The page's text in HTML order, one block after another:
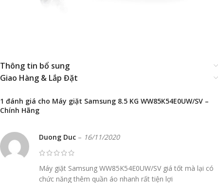
Thông tin bổ sung
Giao Hàng & Lắp Đặt
1 đánh giá cho Máy giặt Samsung 8.5 KG WW85K54E0UW/SV –
Chính Hãng
Duong Duc – 16/11/2020
Máy giặt Samsung WW85K54E0UW/SV giá tốt mà lại có
chức năng thêm quần áo nhanh rất tiện lợi